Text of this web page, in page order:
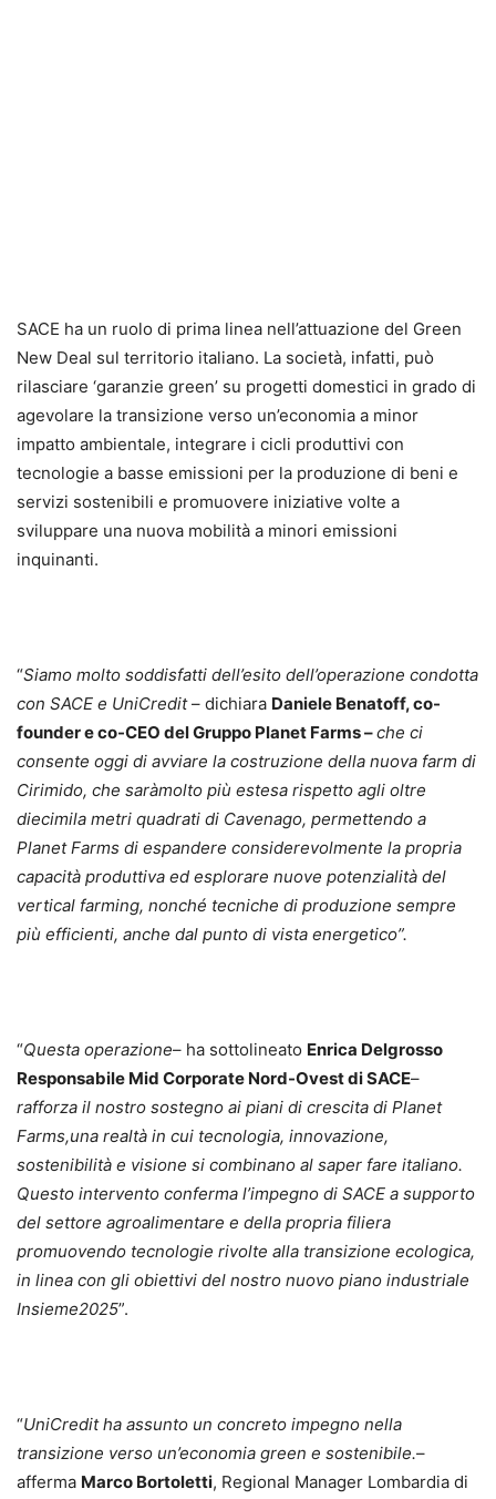
SACE ha un ruolo di prima linea nell’attuazione del Green
New Deal sul territorio italiano. La società, infatti, può
rilasciare ‘garanzie green’ su progetti domestici in grado di
agevolare la transizione verso un’economia a minor
impatto ambientale, integrare i cicli produttivi con
tecnologie a basse emissioni per la produzione di beni e
servizi sostenibili e promuovere iniziative volte a
sviluppare una nuova mobilità a minori emissioni
inquinanti.
“Siamo molto soddisfatti dell’esito dell’operazione condotta
con SACE e UniCredit– dichiara Daniele Benatoff, co-
founder e co-CEO del Gruppo Planet Farms –che ci
consente oggi di avviare la costruzione della nuova farm di
Cirimido, che saràmolto più estesa rispetto agli oltre
diecimila metri quadrati di Cavenago, permettendo a
Planet Farms di espandere considerevolmente la propria
capacità produttiva ed esplorare nuove potenzialità del
vertical farming, nonché tecniche di produzione sempre
più efficienti, anche dal punto di vista energetico”.
“Questa operazione– ha sottolineato Enrica Delgrosso
Responsabile Mid Corporate Nord-Ovest di SACE–
rafforza il nostro sostegno ai piani di crescita di Planet
Farms,una realtà in cui tecnologia, innovazione,
sostenibilità e visione si combinano al saper fare italiano.
Questo intervento conferma l’impegno di SACE a supporto
del settore agroalimentare e della propria filiera
promuovendo tecnologie rivolte alla transizione ecologica,
in linea con gli obiettivi del nostro nuovo piano industriale
Insieme2025”.
“UniCredit ha assunto un concreto impegno nella
transizione verso un’economia green e sostenibile.–
afferma Marco Bortoletti, Regional Manager Lombardia di